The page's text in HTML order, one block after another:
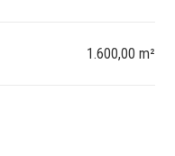
1.600,00 m²